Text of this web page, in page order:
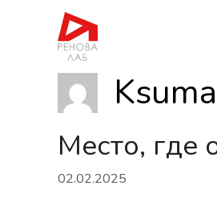
содержимому
Место, где
02.02.2025